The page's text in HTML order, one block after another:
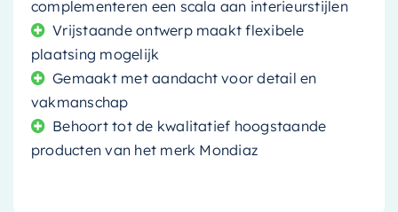
complementeren een scala aan interieurstijlen
Vrijstaande ontwerp maakt flexibele
plaatsing mogelijk
Gemaakt met aandacht voor detail en
vakmanschap
Behoort tot de kwalitatief hoogstaande
producten van het merk Mondiaz